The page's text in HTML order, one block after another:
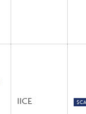
IICE $CA